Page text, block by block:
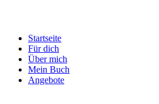
Startseite
Für dich
Über mich
Mein Buch
Angebote